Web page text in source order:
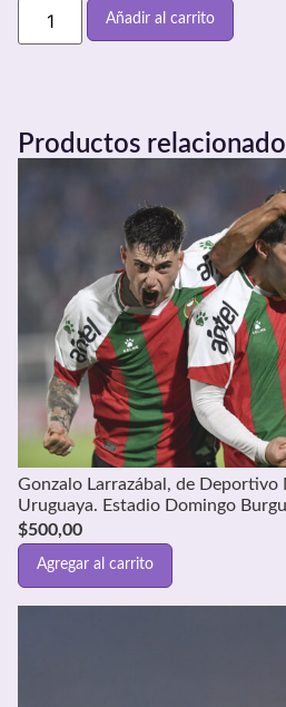
Añadir al carrito
Productos
Gonzalo Larrazábal, de Deportivo
Uruguaya. Estadio Domingo
$500,00
Agregar al carrito